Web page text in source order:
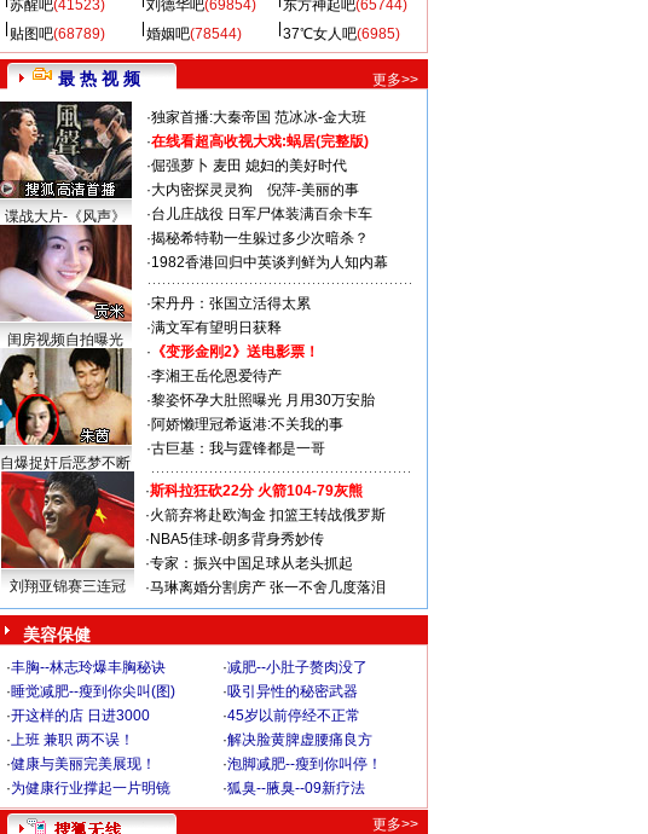
苏醒吧(41523) 刘德华吧(69854) 东方神起吧(65744)
贴图吧(68789) 婚姻吧(78544) 37℃女人吧(6985)
最 热 视 频 更多>>
谍战大片-《风声》
闺房视频自拍曝光
自爆捉奸后恶梦不断
·独家首播:大秦帝国 范冰冰-金大班
·在线看超高收视大戏:蜗居(完整版)
·倔强萝卜 麦田 媳妇的美好时代
·大内密探灵灵狗
倪萍-美丽的事
·台儿庄战役 日军尸体装满百余卡车
·揭秘希特勒一生躲过多少次暗杀？
·1982香港回归中英谈判鲜为人知内幕
·宋丹丹：张国立活得太累
·满文军有望明日获释
· 《变形金刚2》送电影票！
·李湘王岳伦恩爱待产
·黎姿怀孕大肚照曝光 月用30万安胎
·阿娇懒理冠希返港:不关我的事
·古巨基：我与霆锋都是一哥
刘翔亚锦赛三连冠
·斯科拉狂砍22分 火箭104-79灰熊
·火箭弃将赴欧淘金 扣篮王转战俄罗斯
· NBA5佳球-朗多背身秀妙传
·专家：振兴中国足球从老头抓起
·马琳离婚分割房产 张一不舍几度落泪
美容保健
·丰胸--林志玲爆丰胸秘诀 ·减肥--小肚子赘肉没了
·睡觉减肥--瘦到你尖叫(图) ·吸引异性的秘密武器
·开这样的店 日进3000 ·45岁以前停经不正常
·上班 兼职 两不误！ ·解决脸黄脾虚腰痛良方
·健康与美丽完美展现！ ·泡脚减肥--瘦到你叫停！
·为健康行业撑起一片明镜 ·狐臭--腋臭--09新疗法
更多>>